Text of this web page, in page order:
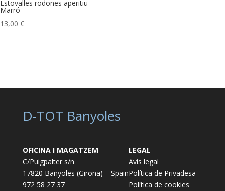
Estovalles rodones aperitiu
Marró
13,00 €
D-TOT Banyoles
OFICINA I MAGATZEM
C/Puigpalter s/n
17820 Banyoles (Girona) – Spain
972 58 27 37
LEGAL
Avís legal
Política de Privadesa
Política de cookies